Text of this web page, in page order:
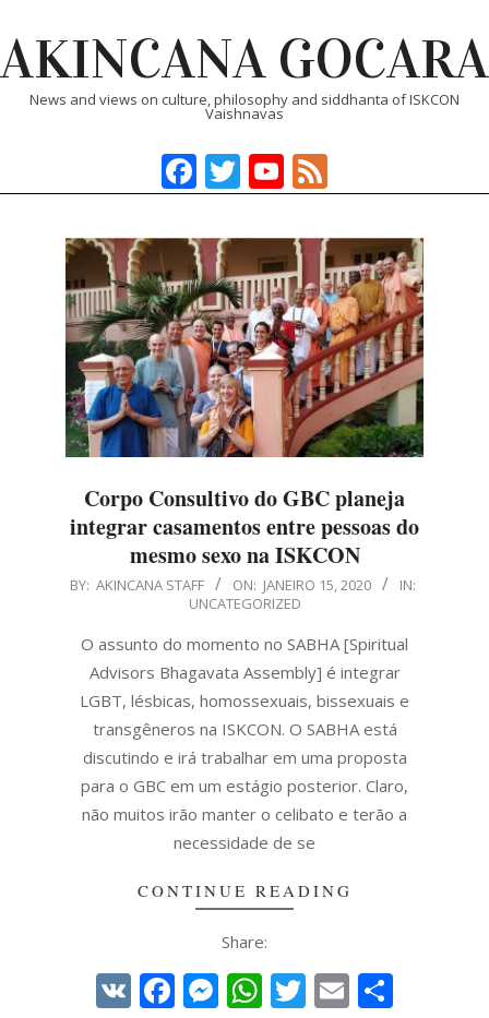
to
content
AKINCANA GOCARA
News and views on culture, philosophy and siddhanta of ISKCON
Vaishnavas
Navigation
Facebook
TwitterYouTube
Corpo Consultivo do GBC planeja
integrar casamentos entre pessoas do
mesmo sexo na ISKCON
2020-
15
BY: AKINCANA STAFF ON: JANEIRO 15, 2020
IN:
UNCATEGORIZED
O assunto do momento no SABHA [Spiritual
Advisors Bhagavata Assembly] é integrar
LGBT, lésbicas, homossexuais, bissexuais e
transgêneros na ISKCON. O SABHA está
discutindo e irá trabalhar em uma proposta
para o GBC em um estágio posterior. Claro,
não muitos irão manter o celibato e terão a
necessidade de se
CONTINUE READING
Share:
VK Facebook
Messenger
WhatsApp
Twitter
Email